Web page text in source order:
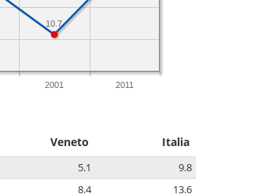
2001 2011
10.7
Veneto Italia
5.1
9.8
8.4
13.6